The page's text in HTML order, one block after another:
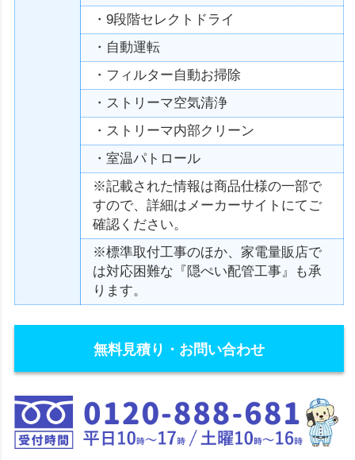
・9段階セレクトドライ
・自動運転
・フィルター自動お掃除
・ストリーマ空気清浄
・ストリーマ内部クリーン
・室温パトロール
※記載された情報は商品仕様の一部で
すので、詳細はメーカーサイトにてご
確認ください。
※標準取付工事のほか、家電量販店で
は対応困難な『隠ぺい配管工事』も承
ります。
無料見積り・お問い合わせ